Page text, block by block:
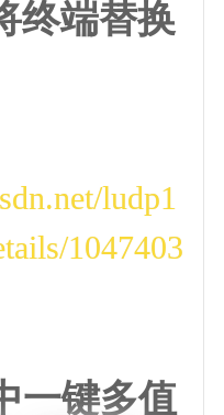
终端替换
ludp1
1047403
一键多值